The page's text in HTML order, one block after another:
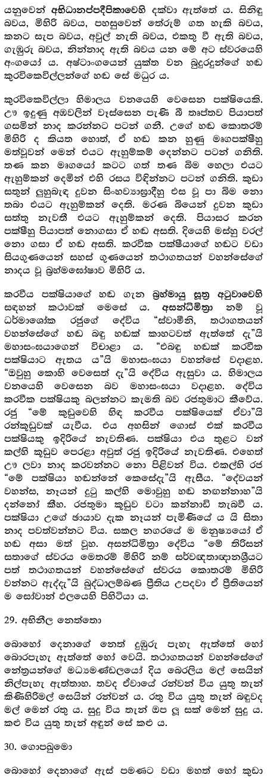
යනුවෙන් අභිධානප්පදීපිකාවෙහි දක්වා ඇත්තේ ය. සිනිඳු
බවය, මිහිරි බවය, පහසුවෙන් තේරුම් ගත හැකි බවය,
කනට සැප බවය, අවුල් නැති බවය, එකතු වී ඇති බවය,
ගැඹුරු බවය, නින්නාද ඇති බවය යන මේ අට ස්වරයෙහි
අංගයෝ ය. අෂ්ටාංගයෙන් යුක්ත වන බුදුරදුන්ගේ හඬ
කුරවිකෙවිල්ලන්ගේ හඬ සේ මධුර ය.
කුරවිකෙවිල්ලා හිමාලය වනයෙහි වෙසෙන පක්ෂියෙකි.
ඌ ඉදුණු අඹවලින් වෑස්සෙන පැණි බී තෘප්තව පියාපත්
ගසමින් නාද කරන්නට පටන් ගනී. උගේ හඬ කොතරම්
මිහිරි ද කියත හොත්, ඒ හඬ කන හුණු මෘගපක්ෂීහු
මත්වූවන් මෙන් එයට ඇහුම්කම් දෙන්නට පටන් ගනිති.
තණ කන මෘගයෝ කටට ගත් තණ බිම හෙලා එයට
ඇහුම්කන් දෙමින් එහි රසය විඳින්නට පටන් ගනිති. කුඩා
සතුන් ලුහුබැඳ දුවන සිංහව්‍යාඝ්‍රාදීහු එස වූ පා බිම නො
තබා එයට ඇහුම්කන් දෙති. මරණ බියෙන් දුවන කුඩා
සත්තු නැවතී එයට ඇහුම්කන් දෙති. පියාසර කරන
පක්ෂීහු පියාපත් නොගසා ඒ හඬ අසති. දියෙහි මස්හු වරල්
නො ගසා ඒ හඬ අසති. කරවීක පක්ෂීයාගේ හඬට වඩා
සියගුණයෙන් සහස් ගුණයෙන් තථාගතයන් වහන්සේගේ
නාදය වූ බ්‍රහ්මඝෝෂාව මිහිරි ය.
කරවීය පක්ෂියාගේ හඬ ගැනබ්‍රහ්මායු සූත්‍ර අටුවාවෙහි
සඳහන් කථාවක් මෙසේ ය.අසන්ධිමිත්‍රා නම් වූ
ධර්මාශෝක රජුගේ දේවිය “ස්වාමීනි, තථාගතයන්
වහන්සේගේ හඬ බඳු හඬක් කාහටවත් ඇත්තේ දැ”යි
මහාසංඝයාගෙන් විචාළා ය. “එබඳු හඬක් කරවීක
පක්ෂියාට ඇතය ය”යි මහාසංඝයා වහන්සේ වදාළහ.
“ඔවුහු කොහි වෙසෙත් දැ”යි දේවිය ඇසුවා ය. හිමාලය
වනයෙහි වෙසෙන බව මහාසංඝයා වදාළහ. දේවිය
කරවීක පක්ෂියකු බලන්නට කැමති බව රජතුමාට කීවේය.
රජු “මේ කුඩුවෙහි හිඳ කරවීය පක්ෂියෙක් ඒවා”යි
රන්කූඩුවක් යැවීය. එය අහසින් ගොස් එක් කරවීය
පක්ෂියකු ඉදිරියේ නැවතිණ. පක්ෂියා එය තුළට වන්
කල්හි කූඩුව පෙරළා අවුත් රජු ඉදිරියේ නැවතිණ. එහෙත්
ඌ ලවා නාද කරවන්නට නො පිළිවන් විය. එකල්හි රජ
“මේ පක්ෂියා හඬන්නේ කෙසේදැ”යි ඇසීය. “දේවයන්
වහන්ස, නෑයන් දුටු කල්හි මොවුහු හඬ නඟන්නාහ”යි
දන්නෝ කීහ. රජතුමා කූඩුව වටා කන්නාඩි තැබවී ය.
පක්ෂියා උගේ ඡායාව දැක නෑයන් පැමිණියේ ය යි සිතා
නාද පවත්වන්නට විය. සකල නගරයේ ම මනුෂ්‍යයෝ ඒ
හඬ අසා මත් වූහ. අසන්ධිමිත්‍රා දේවිය “මේ තිරිසන්
සතාගේ ස්වරය මෙතරම් මිහිරි නම් සර්වඥතාඥානශ්‍රීයට
පත් තථාගතයන් වහන්සේගේ ස්වරය කොතරම් මිහිරි
වන්නට ඇද්දැ”යි බුද්ධාලම්බණ ප්‍රීතිය උපදවා ඒ ප්‍රීතියෙන්
ම සෝවාන් ඵලයෙහි පිහිටියා ය.
29. අභිනීල නෙත්තො
බොහෝ දෙනාගේ නෙත් දුඹුරු පැහැ ඇත්තේ හෝ
බොරපැහැ ඇත්තේ හෝ වෙයි. තථාගතයන් වහන්සේගේ
නේත්‍රයන්ගේ මධ්‍යමණ්ඩලයෝ දිය බෙරලිය මල් සෙයින්
නිල්පැහැ ඇත්තාහ. තවද ඒවායේ රන්වන් විය යුතු තැන්
කිණිහිරිමල් සෙයින් රන්වන් ය. රතු විය යුතු තැන් බඳුවද
මල් මෙන් රතු ය. සුදු විය තැන් ඔප ලූ සක් මෙන් සුදු ය.
කළු විය යුතු තැන් අඳුන් සේ කළු ය.
30. ගොපඛුමො
බොහෝ දෙනාගේ ඇස් පමණට වඩා මහත් හෝ කුඩා